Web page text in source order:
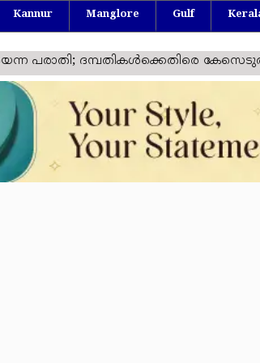
Kannur Manglore Gulf